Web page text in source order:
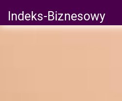
Indeks-Biznesowy